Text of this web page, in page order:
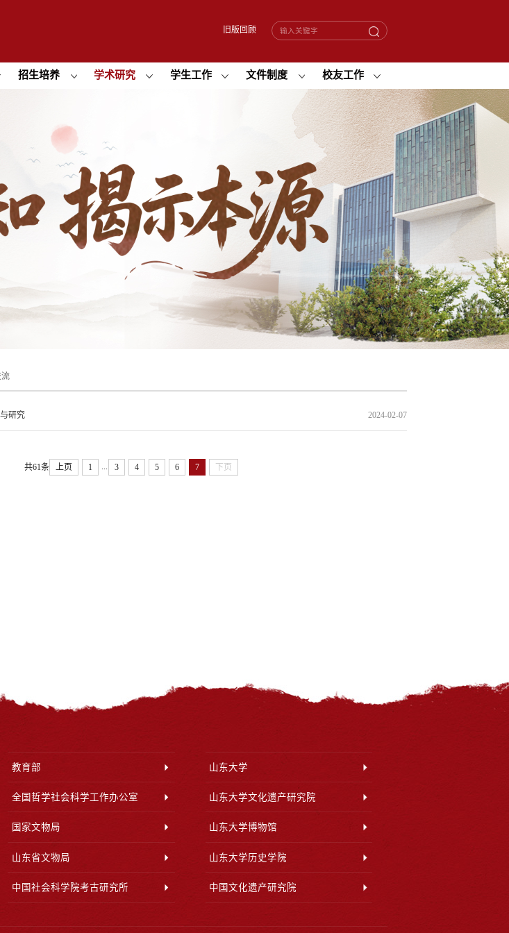
旧版回顾
招生培养 学术研究 学生工作 文件制度 校友工作
研究 2024-02-07
共61条 上页 1 3 4 5 6 7 下页
教育部 山东大学
全国哲学社会科学工作办公室 山东大学文化遗产研究院
国家文物局 山东大学博物馆
山东省文物局 山东大学历史学院
中国社会科学院考古研究所 中国文化遗产研究院